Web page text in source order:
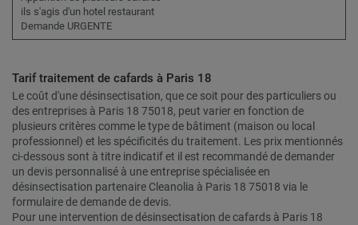
ils s'agis d'un hotel restaurant
Demande URGENTE
Tarif traitement de cafards à Paris 18
Le coût d'une désinsectisation, que ce soit pour des particuliers ou
des entreprises à Paris 18 75018, peut varier en fonction de
plusieurs critères comme le type de bâtiment (maison ou local
professionnel) et les spécificités du traitement. Les prix mentionnés
ci-dessous sont à titre indicatif et il est recommandé de demander
un devis personnalisé à une entreprise spécialisée en
désinsectisation partenaire Cleanolia à Paris 18 75018 via le
formulaire de demande de devis.
Pour une intervention de désinsectisation de cafards à Paris 18